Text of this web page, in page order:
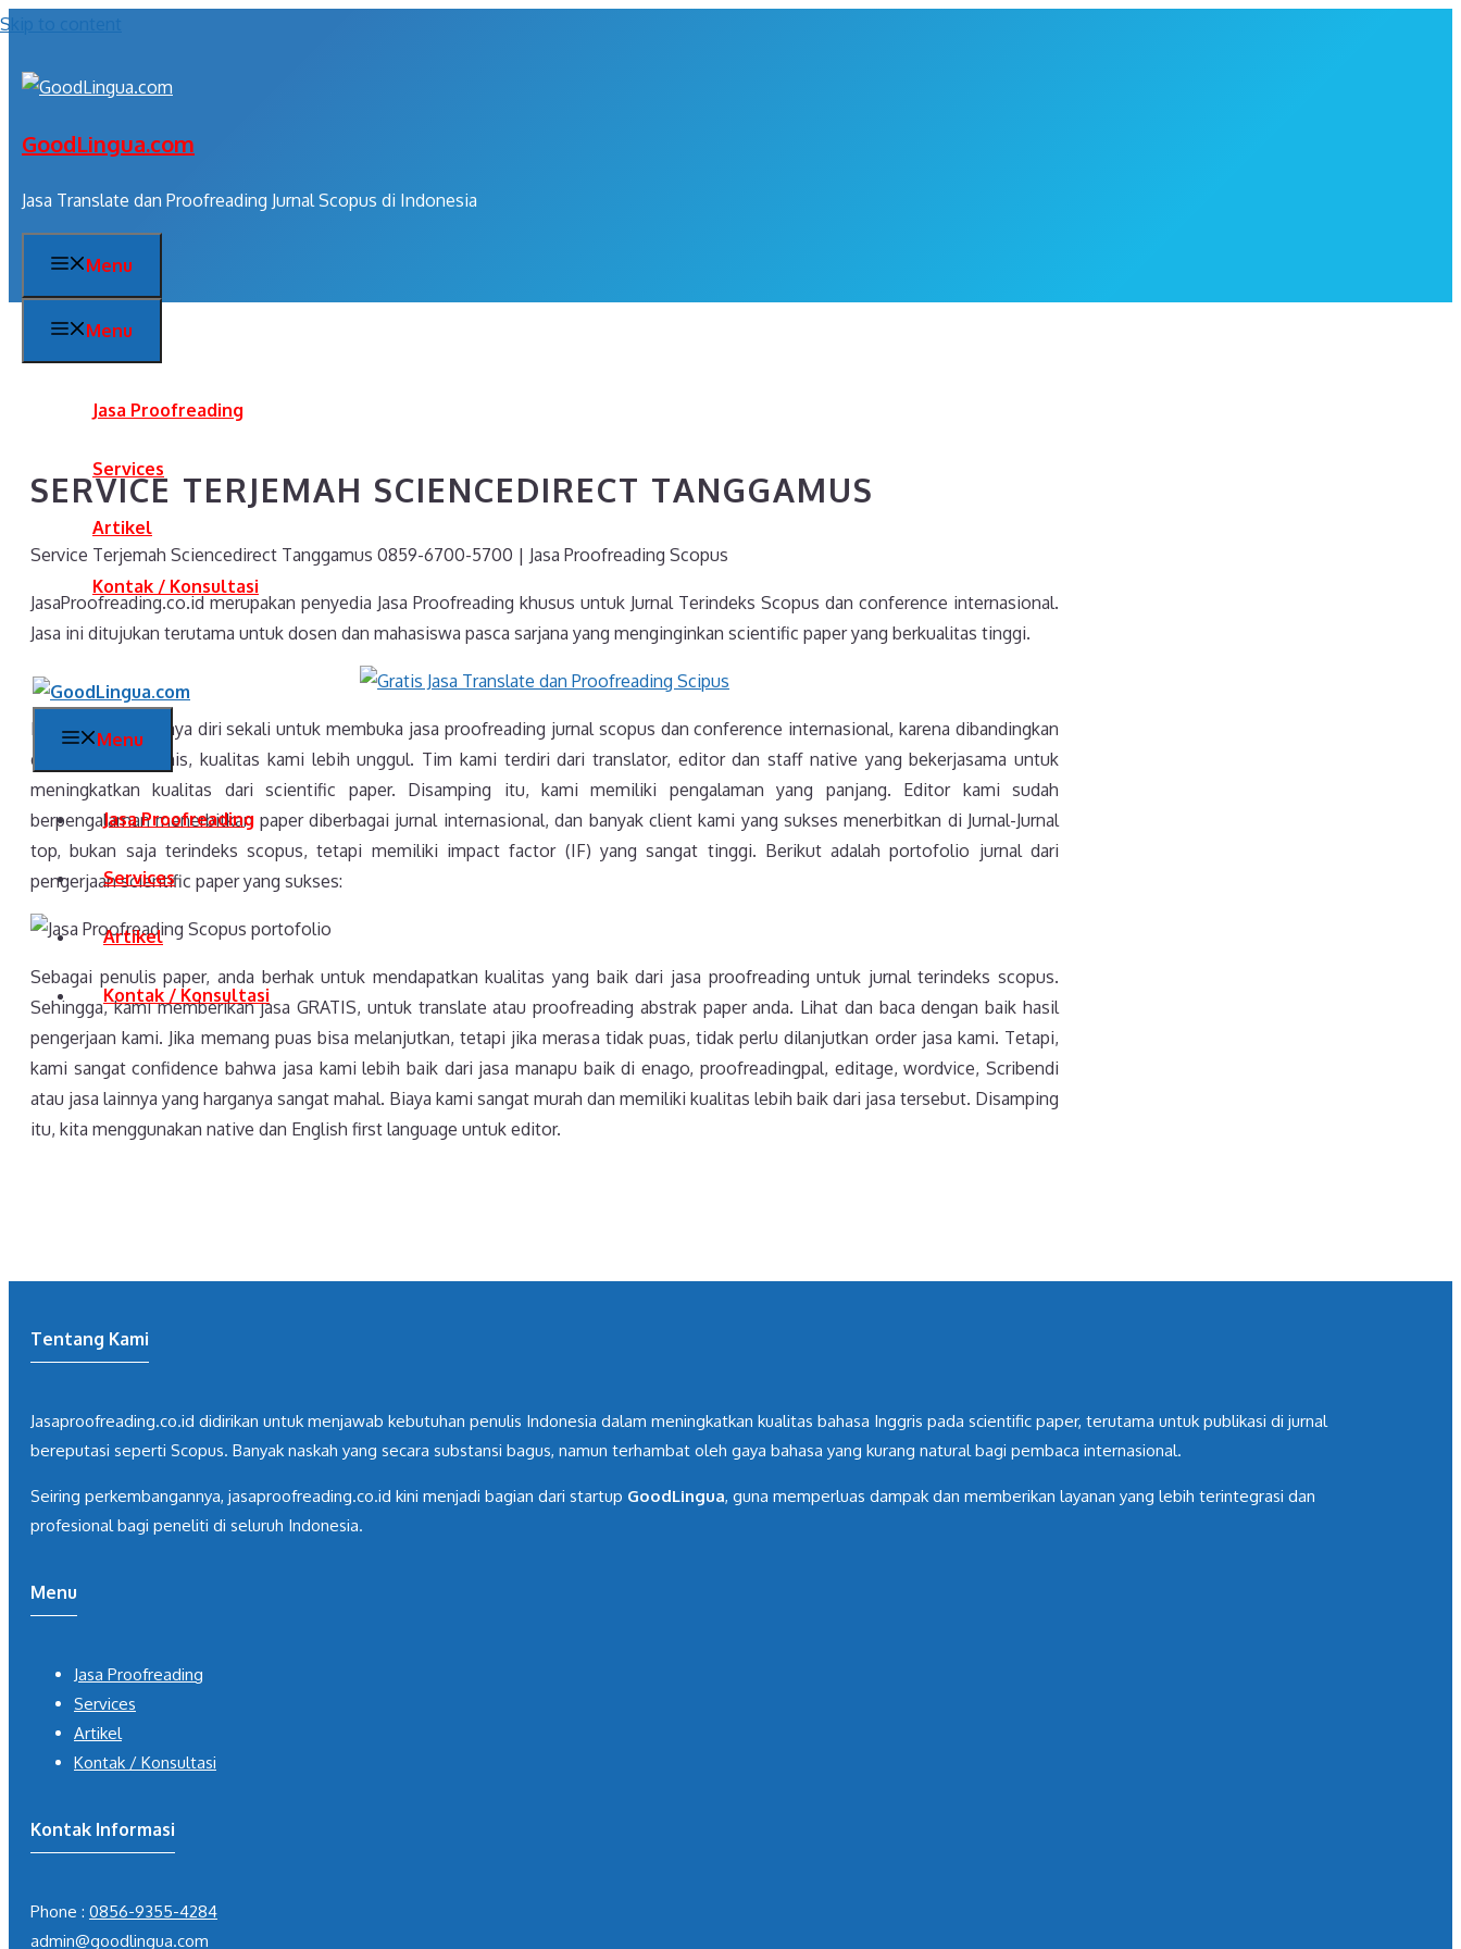
Skip to content
GoodLingua.com
Jasa Translate dan Proofreading Jurnal Scopus di Indonesia
Menu
Menu
Jasa Proofreading
Services
Artikel
Kontak / Konsultasi
Menu
Jasa Proofreading
Services
Artikel
Kontak / Konsultasi
SERVICE TERJEMAH SCIENCEDIRECT TANGGAMUS
Service Terjemah Sciencedirect Tanggamus 0859-6700-5700 | Jasa Proofreading Scopus
JasaProofreading.co.id merupakan penyedia Jasa Proofreading khusus untuk Jurnal Terindeks Scopus dan conference internasional.
Jasa ini ditujukan terutama untuk dosen dan mahasiswa pasca sarjana yang menginginkan scientific paper yang berkualitas tinggi.
Kami sangat percaya diri sekali untuk membuka jasa proofreading jurnal scopus dan conference internasional, karena dibandingkan
dengan jasa sejenis, kualitas kami lebih unggul. Tim kami terdiri dari translator, editor dan staff native yang bekerjasama untuk
meningkatkan kualitas dari scientific paper. Disamping itu, kami memiliki pengalaman yang panjang. Editor kami sudah
berpengalaman menerbitkan paper diberbagai jurnal internasional, dan banyak client kami yang sukses menerbitkan di Jurnal-Jurnal
top, bukan saja terindeks scopus, tetapi memiliki impact factor (IF) yang sangat tinggi. Berikut adalah portofolio jurnal dari
pengerjaan scientific paper yang sukses:
Sebagai penulis paper, anda berhak untuk mendapatkan kualitas yang baik dari jasa proofreading untuk jurnal terindeks scopus.
Sehingga, kami memberikan jasa GRATIS, untuk translate atau proofreading abstrak paper anda. Lihat dan baca dengan baik hasil
pengerjaan kami. Jika memang puas bisa melanjutkan, tetapi jika merasa tidak puas, tidak perlu dilanjutkan order jasa kami. Tetapi,
kami sangat confidence bahwa jasa kami lebih baik dari jasa manapu baik di enago, proofreadingpal, editage, wordvice, Scribendi
atau jasa lainnya yang harganya sangat mahal. Biaya kami sangat murah dan memiliki kualitas lebih baik dari jasa tersebut. Disamping
itu, kita menggunakan native dan English first language untuk editor.
Tentang Kami
Jasaproofreading.co.id didirikan untuk menjawab kebutuhan penulis Indonesia dalam meningkatkan kualitas bahasa Inggris pada scientific paper, terutama untuk publikasi di jurnal
bereputasi seperti Scopus. Banyak naskah yang secara substansi bagus, namun terhambat oleh gaya bahasa yang kurang natural bagi pembaca internasional.
Seiring perkembangannya, jasaproofreading.co.id kini menjadi bagian dari startup GoodLingua, guna memperluas dampak dan memberikan layanan yang lebih terintegrasi dan
profesional bagi peneliti di seluruh Indonesia.
Menu
Jasa Proofreading
Services
Artikel
Kontak / Konsultasi
Kontak Informasi
Phone : 0856-9355-4284
admin@goodlingua.com